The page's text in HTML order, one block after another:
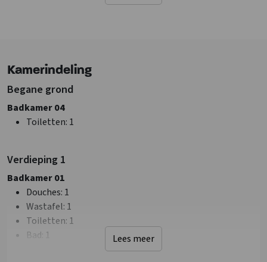
Sanitair
Douches: 3
Toiletten: 4
Badkamers: 3
Zithoek
Extra recreatie ruimte
Wifi
Airconditioning
Wasmachine
TV
Kamerindeling
Begane grond
Badkamer 04
Toiletten: 1
Verdieping 1
Badkamer 01
Douches: 1
Wastafel: 1
Toiletten: 1
Bad : 1 Lees meer